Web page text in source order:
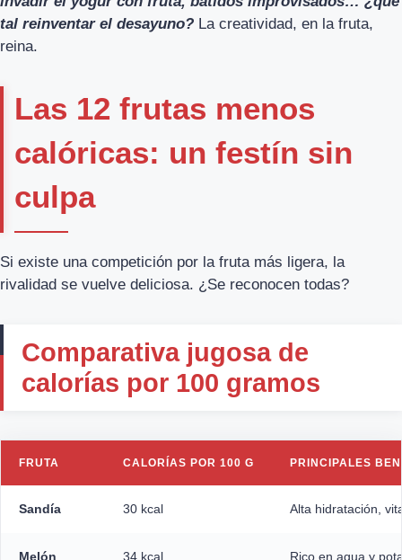
tal reinventar el desayuno? La creatividad, en la fruta,
reina.
Las 12 frutas menos
calóricas: un festín sin
culpa
Si existe una competición por la fruta más ligera, la
rivalidad se vuelve deliciosa. ¿Se reconocen todas?
Comparativa jugosa de
calorías por 100 gramos
FRUTA CALORÍAS POR 100 G PRINCIPALES
Sandía 30 kcal Alta hidratación,
Melón 34 kcal Rico en agua y